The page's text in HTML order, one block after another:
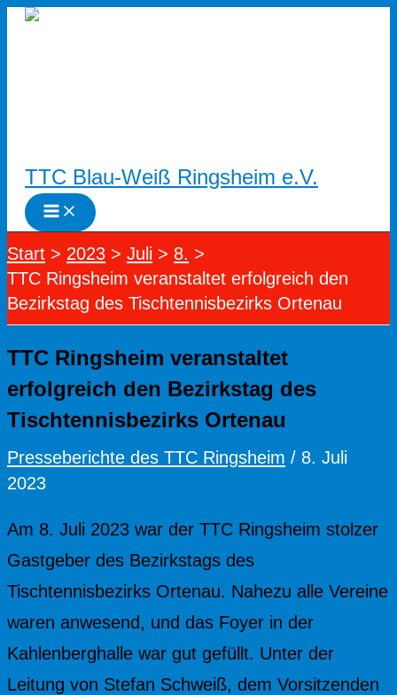
Zum
TTC Blau-Weiß Ringsheim e.V.
Start 2023 Juli
8.
TTC Ringsheim veranstaltet erfolgreich den
Bezirkstag des Tischtennisbezirks Ortenau
TTC Ringsheim veranstaltet
erfolgreich den Bezirkstag des
Tischtennisbezirks Ortenau
Presseberichte des TTC Ringsheim / 8. Juli
2023
Am 8. Juli 2023 war der TTC Ringsheim stolzer
Gastgeber des Bezirkstags des
Tischtennisbezirks Ortenau. Nahezu alle Vereine
waren anwesend, und das Foyer in der
Kahlenberghalle war gut gefüllt. Unter der
Leitung von Stefan Schweiß, dem Vorsitzenden